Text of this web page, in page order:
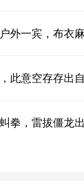
外一宾，布衣
此意空存存出
拳，雷拔僵龙